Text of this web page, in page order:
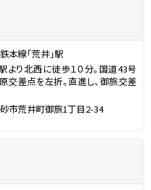
本線「荒井」駅
より北西に徒歩１０分。国道43号
交差点を左折。直進し、御旅交差
市荒井町御旅1丁目2-34